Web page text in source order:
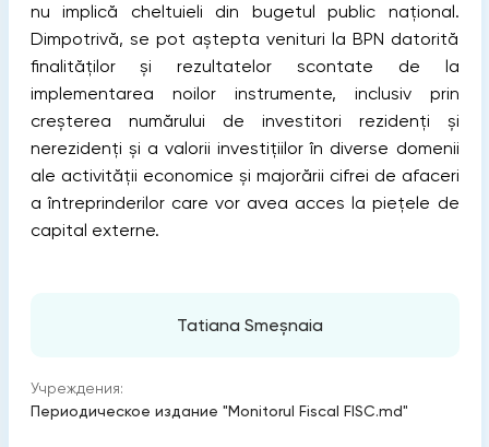
nu implică cheltuieli din bugetul public național.
Dimpotrivă, se pot aștepta venituri la BPN datorită
finalităților și rezultatelor scontate de la
implementarea noilor instrumente, inclusiv prin
creșterea numărului de investitori rezidenți și
nerezidenți și a valorii investițiilor în diverse domenii
ale activității economice și majorării cifrei de afaceri
a întreprinderilor care vor avea acces la piețele de
capital externe.
Tatiana Smeșnaia
Учреждения:
Периодическое издание "Monitorul Fiscal FISC.md"